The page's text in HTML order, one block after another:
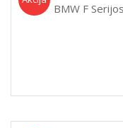
BMW F